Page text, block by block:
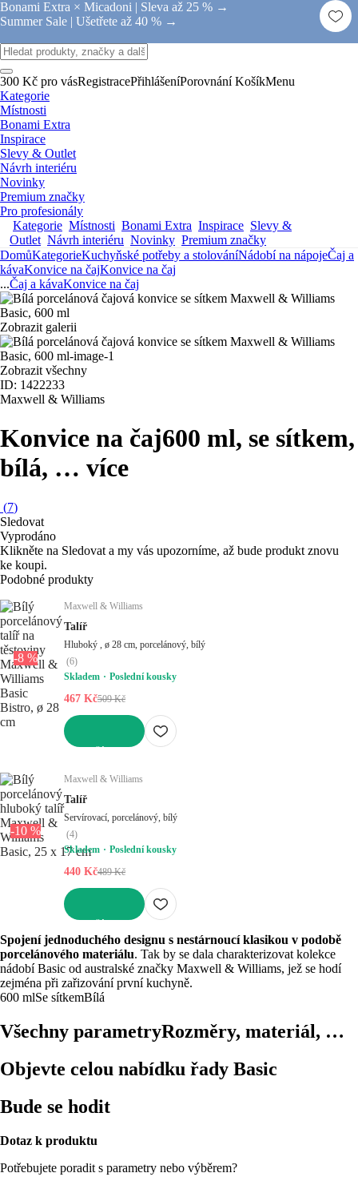
Bonami Extra × Micadoni | Sleva až 25 % →
Summer Sale | Ušetřete až 40 % →
300 Kč pro vásRegistracePřihlášeníPorovnání KošíkMenu
Kategorie
Místnosti
Bonami Extra
Inspirace
Slevy & Outlet
Návrh interiéru
Novinky
Premium značky
Pro profesionály
Kategorie Místnosti Bonami Extra Inspirace Slevy &
Outlet Návrh interiéru Novinky Premium značky
DomůKategorieKuchyňské potřeby a stolováníNádobí na nápojeČaj a
kávaKonvice na čajKonvice na čaj
...Čaj a kávaKonvice na čaj
Zobrazit galerii
Zobrazit všechny
ID: 1422233
Maxwell & Williams
Konvice na čaj600 ml, se sítkem,
bílá, … více
(7)
Sledovat
Vyprodáno
Klikněte na Sledovat a my vás upozorníme, až bude produkt znovu
ke koupi.
Podobné produkty
-8 %
Maxwell & Williams
Talíř
Hluboký , ø 28 cm, porcelánový, bílý
(6)
Skladem
Poslední kousky
467 Kč509 Kč
-10 %
Maxwell & Williams
Talíř
Servírovací, porcelánový, bílý
(4)
Skladem
Poslední kousky
440 Kč489 Kč
Spojení jednoduchého designu s nestárnoucí klasikou v podobě
porcelánového materiálu. Tak by se dala charakterizovat kolekce
nádobí Basic od australské značky Maxwell & Williams, jež se hodí
zejména při zařizování první kuchyně.
600 mlSe sítkemBílá
Všechny parametryRozměry, materiál, …
Objevte celou nabídku řady Basic
Bude se hodit
Dotaz k produktu
Potřebujete poradit s parametry nebo výběrem?